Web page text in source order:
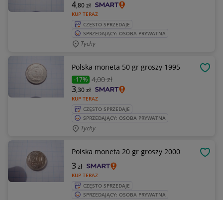
KUP TERAZ
4,80zł
CZĘSTO SPRZEDAJE
SPRZEDAJĄCY: OSOBA PRYWATNA
Tychy
Polska moneta 50 gr groszy 1995
-17% 4,00 zł
KUP TERAZ
3,30zł
CZĘSTO SPRZEDAJE
SPRZEDAJĄCY: OSOBA PRYWATNA
Tychy
Polska moneta 20 gr groszy 2000
KUP TERAZ
3zł
CZĘSTO SPRZEDAJE
SPRZEDAJĄCY: OSOBA PRYWATNA